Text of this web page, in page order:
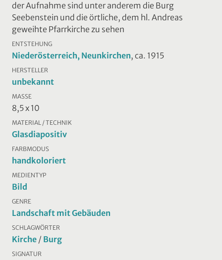
der Aufnahme sind unter anderem die Burg
Seebenstein und die örtliche, dem hl. Andreas
geweihte Pfarrkirche zu sehen
ENTSTEHUNG
Niederösterreich, Neunkirchen, ca. 1915
HERSTELLER
unbekannt
MASSE
8,5 x 10
MATERIAL / TECHNIK
Glasdiapositiv
FARBMODUS
handkoloriert
MEDIENTYP
Bild
GENRE
Landschaft mit Gebäuden
SCHLAGWÖRTER
Kirche / Burg
SIGNATUR